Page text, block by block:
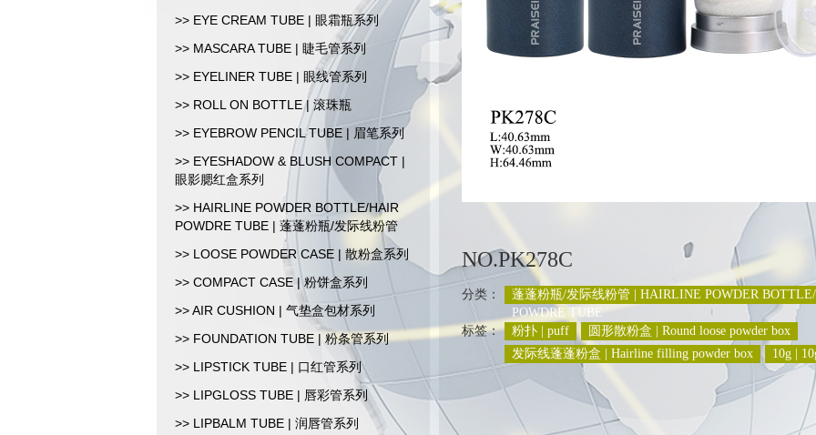
>> EYE CREAM TUBE | 眼霜瓶系列
>> MASCARA TUBE | 睫毛管系列
>> EYELINER TUBE | 眼线管系列
>> ROLL ON BOTTLE | 滚珠瓶
>> EYEBROW PENCIL TUBE | 眉笔系列
>> EYESHADOW & BLUSH COMPACT |
眼影腮红盒系列
>> HAIRLINE POWDER BOTTLE/HAIR
POWDRE TUBE | 蓬蓬粉瓶/发际线粉管
>> LOOSE POWDER CASE | 散粉盒系列
>> COMPACT CASE | 粉饼盒系列
>> AIR CUSHION | 气垫盒包材系列
>> FOUNDATION TUBE | 粉条管系列
>> LIPSTICK TUBE | 口红管系列
>> LIPGLOSS TUBE | 唇彩管系列
>> LIPBALM TUBE | 润唇管系列
NO.PK278C
分类：
蓬蓬粉瓶/发际线粉管 | HAIRLINE POWDER
POWDRE TUBE
标签：
粉扑 | puff
圆形散粉盒 | Round loose powder box
发际线蓬蓬粉盒 | Hairline filling powder box
10g |